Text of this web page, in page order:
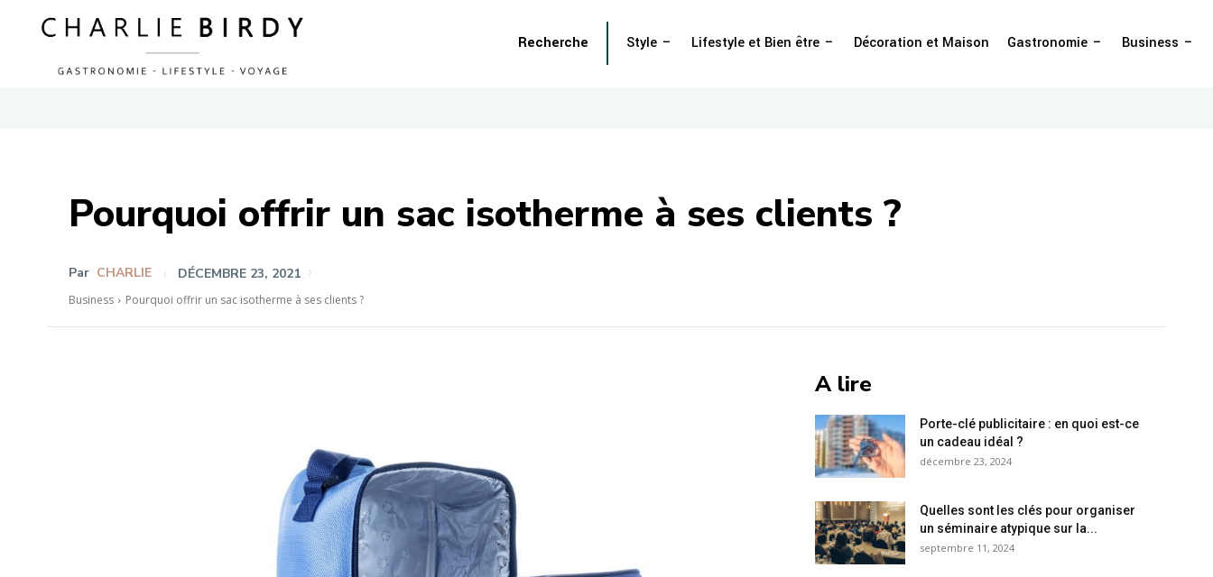
Style Lifestyle et Bien être Décoration et Maison Gastronomie Business
Recherche
Pourquoi offrir un sac isotherme à ses clients ?
Par CHARLIE DÉCEMBRE 23, 2021
Business Pourquoi offrir un sac isotherme à ses clients ?
A lire
Porte-clé publicitaire : en quoi est-ce
un cadeau idéal ?
décembre 23, 2024
Quelles sont les clés pour organiser
un séminaire atypique sur la...
septembre 11, 2024